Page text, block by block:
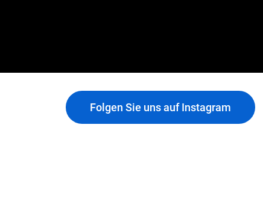
Folgen Sie uns auf Instagram